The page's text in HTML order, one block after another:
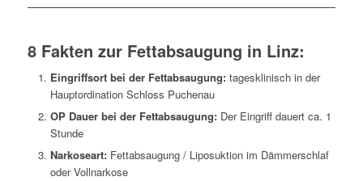
8 Fakten zur Fettabsaugung in Linz:
Eingriffsort bei der Fettabsaugung:tagesklinisch in der
Hauptordination Schloss Puchenau
OP Dauer bei der Fettabsaugung:Der Eingriff dauert ca. 1
Stunde
Narkoseart:Fettabsaugung / Liposuktion im Dämmerschlaf
oder Vollnarkose